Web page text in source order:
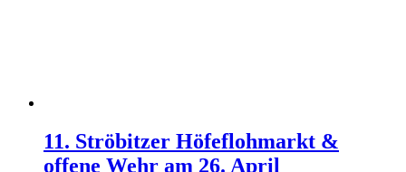
11. Ströbitzer Höfeflohmarkt &
offene Wehr am 26. April